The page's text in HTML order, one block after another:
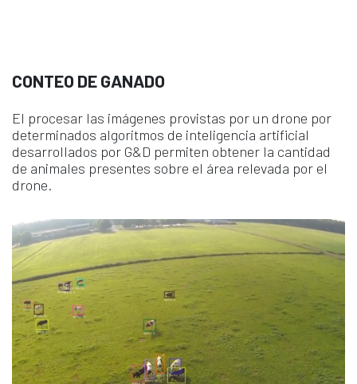
CONTEO DE GANADO
El procesar las imágenes provistas por un drone por
determinados algoritmos de inteligencia artificial
desarrollados por G&D permiten obtener la cantidad
de animales presentes sobre el área relevada por el
drone.